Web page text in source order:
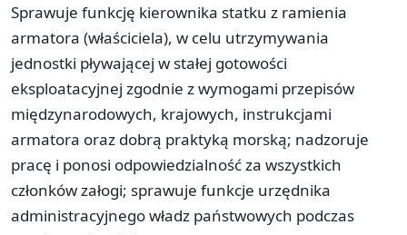
Sprawuje funkcję kierownika statku z ramienia
armatora (właściciela), w celu utrzymywania
jednostki pływającej w stałej gotowości
eksploatacyjnej zgodnie z wymogami przepisów
międzynarodowych, krajowych, instrukcjami
armatora oraz dobrą praktyką morską; nadzoruje
pracę i ponosi odpowiedzialność za wszystkich
członków załogi; sprawuje funkcje urzędnika
administracyjnego władz państwowych podczas